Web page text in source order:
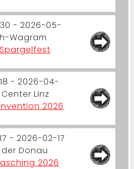
- 2026-05-
Wagram
- 2026-04-
Linz
2026
- 2026-02-17
Donau
2026